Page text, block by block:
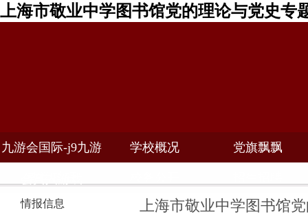
上海市敬业中学图书馆党的理论与党史专
九游会国际-j9九游 学校概况 党旗飘飘
情报信息
上海市敬业中学图书馆